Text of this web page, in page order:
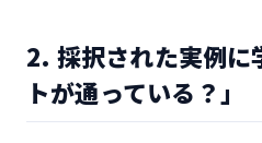
2. 採択された実例に
トが通っている？」